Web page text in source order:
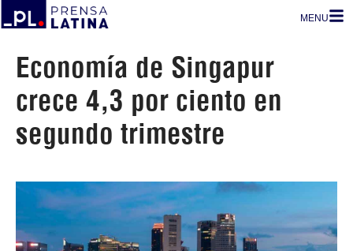
MENU
Economía de Singapur
crece 4,3 por ciento en
segundo trimestre